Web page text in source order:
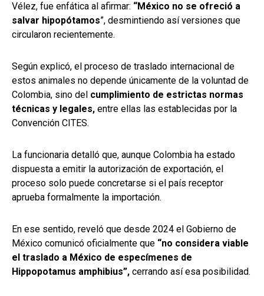
Vélez, fue enfática al afirmar: “México no se ofreció a
salvar hipopótamos”, desmintiendo así versiones que
circularon recientemente.
Según explicó, el proceso de traslado internacional de
estos animales no depende únicamente de la voluntad de
Colombia, sino del cumplimiento de estrictas normas
técnicas y legales, entre ellas las establecidas por la
Convención CITES.
La funcionaria detalló que, aunque Colombia ha estado
dispuesta a emitir la autorización de exportación, el
proceso solo puede concretarse si el país receptor
aprueba formalmente la importación.
En ese sentido, reveló que desde 2024 el Gobierno de
México comunicó oficialmente que “no considera viable
el traslado a México de especímenes de
Hippopotamus amphibius”, cerrando así esa posibilidad.